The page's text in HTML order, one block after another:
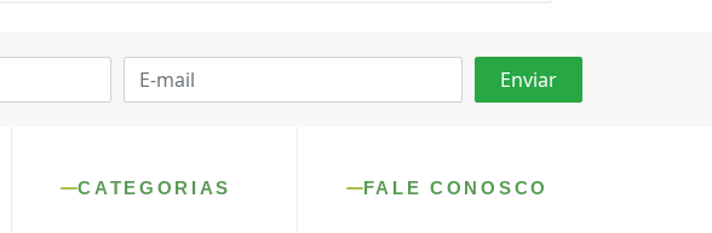
CATEGORIAS FALE CONOSCO